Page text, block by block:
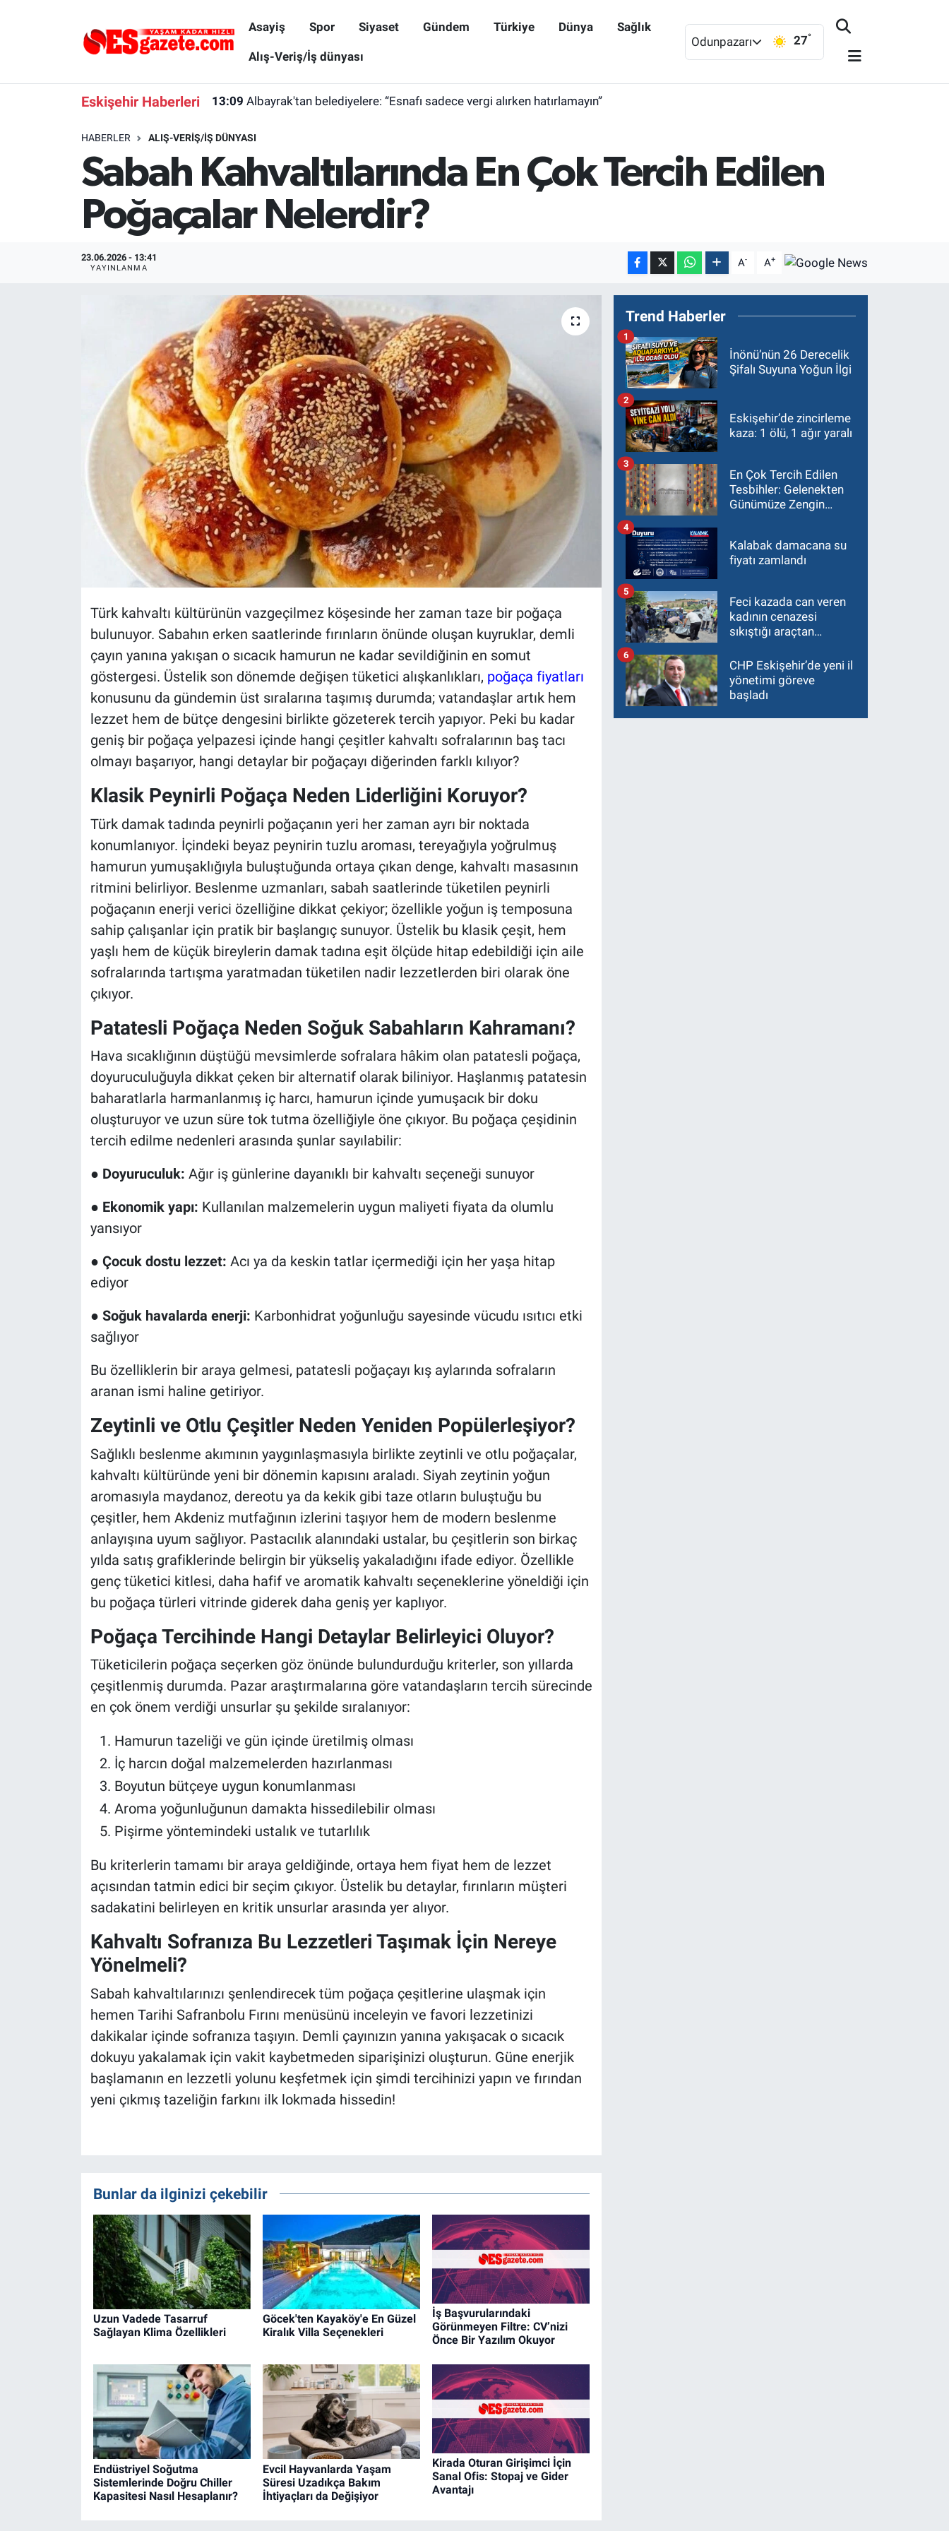
Asayiş Spor Siyaset Gündem Türkiye Dünya Sağlık
Alış-Veriş/İş dünyası
Odunpazarı 27°
Eskişehir Haberleri 13:09 Albayrak'tan belediyelere: “Esnafı sadece vergi alırken hatırlamayın”
HABERLER ALIŞ-VERIŞ/İŞ DÜNYASI
Sabah Kahvaltılarında En Çok Tercih Edilen
Poğaçalar Nelerdir?
23.06.2026 - 13:41
YAYINLANMA A- A+
Türk kahvaltı kültürünün vazgeçilmez köşesinde her zaman taze bir poğaça
bulunuyor. Sabahın erken saatlerinde fırınların önünde oluşan kuyruklar, demli
çayın yanına yakışan o sıcacık hamurun ne kadar sevildiğinin en somut
göstergesi. Üstelik son dönemde değişen tüketici alışkanlıkları, poğaça fiyatları
konusunu da gündemin üst sıralarına taşımış durumda; vatandaşlar artık hem
lezzet hem de bütçe dengesini birlikte gözeterek tercih yapıyor. Peki bu kadar
geniş bir poğaça yelpazesi içinde hangi çeşitler kahvaltı sofralarının baş tacı
olmayı başarıyor, hangi detaylar bir poğaçayı diğerinden farklı kılıyor?
Klasik Peynirli Poğaça Neden Liderliğini Koruyor?
Türk damak tadında peynirli poğaçanın yeri her zaman ayrı bir noktada
konumlanıyor. İçindeki beyaz peynirin tuzlu aroması, tereyağıyla yoğrulmuş
hamurun yumuşaklığıyla buluştuğunda ortaya çıkan denge, kahvaltı masasının
ritmini belirliyor. Beslenme uzmanları, sabah saatlerinde tüketilen peynirli
poğaçanın enerji verici özelliğine dikkat çekiyor; özellikle yoğun iş temposuna
sahip çalışanlar için pratik bir başlangıç sunuyor. Üstelik bu klasik çeşit, hem
yaşlı hem de küçük bireylerin damak tadına eşit ölçüde hitap edebildiği için aile
sofralarında tartışma yaratmadan tüketilen nadir lezzetlerden biri olarak öne
çıkıyor.
Patatesli Poğaça Neden Soğuk Sabahların Kahramanı?
Hava sıcaklığının düştüğü mevsimlerde sofralara hâkim olan patatesli poğaça,
doyuruculuğuyla dikkat çeken bir alternatif olarak biliniyor. Haşlanmış patatesin
baharatlarla harmanlanmış iç harcı, hamurun içinde yumuşacık bir doku
oluşturuyor ve uzun süre tok tutma özelliğiyle öne çıkıyor. Bu poğaça çeşidinin
tercih edilme nedenleri arasında şunlar sayılabilir:
● Doyuruculuk: Ağır iş günlerine dayanıklı bir kahvaltı seçeneği sunuyor
● Ekonomik yapı: Kullanılan malzemelerin uygun maliyeti fiyata da olumlu
yansıyor
● Çocuk dostu lezzet: Acı ya da keskin tatlar içermediği için her yaşa hitap
ediyor
● Soğuk havalarda enerji: Karbonhidrat yoğunluğu sayesinde vücudu ısıtıcı etki
sağlıyor
Bu özelliklerin bir araya gelmesi, patatesli poğaçayı kış aylarında sofraların
aranan ismi haline getiriyor.
Zeytinli ve Otlu Çeşitler Neden Yeniden Popülerleşiyor?
Sağlıklı beslenme akımının yaygınlaşmasıyla birlikte zeytinli ve otlu poğaçalar,
kahvaltı kültüründe yeni bir dönemin kapısını araladı. Siyah zeytinin yoğun
aromasıyla maydanoz, dereotu ya da kekik gibi taze otların buluştuğu bu
çeşitler, hem Akdeniz mutfağının izlerini taşıyor hem de modern beslenme
anlayışına uyum sağlıyor. Pastacılık alanındaki ustalar, bu çeşitlerin son birkaç
yılda satış grafiklerinde belirgin bir yükseliş yakaladığını ifade ediyor. Özellikle
genç tüketici kitlesi, daha hafif ve aromatik kahvaltı seçeneklerine yöneldiği için
bu poğaça türleri vitrinde giderek daha geniş yer kaplıyor.
Poğaça Tercihinde Hangi Detaylar Belirleyici Oluyor?
Tüketicilerin poğaça seçerken göz önünde bulundurduğu kriterler, son yıllarda
çeşitlenmiş durumda. Pazar araştırmalarına göre vatandaşların tercih sürecinde
en çok önem verdiği unsurlar şu şekilde sıralanıyor:
Hamurun tazeliği ve gün içinde üretilmiş olması
İç harcın doğal malzemelerden hazırlanması
Boyutun bütçeye uygun konumlanması
Aroma yoğunluğunun damakta hissedilebilir olması
Pişirme yöntemindeki ustalık ve tutarlılık
Bu kriterlerin tamamı bir araya geldiğinde, ortaya hem fiyat hem de lezzet
açısından tatmin edici bir seçim çıkıyor. Üstelik bu detaylar, fırınların müşteri
sadakatini belirleyen en kritik unsurlar arasında yer alıyor.
Kahvaltı Sofranıza Bu Lezzetleri Taşımak İçin Nereye
Yönelmeli?
Sabah kahvaltılarınızı şenlendirecek tüm poğaça çeşitlerine ulaşmak için
hemen Tarihi Safranbolu Fırını menüsünü inceleyin ve favori lezzetinizi
dakikalar içinde sofranıza taşıyın. Demli çayınızın yanına yakışacak o sıcacık
dokuyu yakalamak için vakit kaybetmeden siparişinizi oluşturun. Güne enerjik
başlamanın en lezzetli yolunu keşfetmek için şimdi tercihinizi yapın ve fırından
yeni çıkmış tazeliğin farkını ilk lokmada hissedin!
Bunlar da ilginizi çekebilir
Uzun Vadede Tasarruf
Sağlayan Klima Özellikleri
Göcek'ten Kayaköy'e En Güzel
Kiralık Villa Seçenekleri
İş Başvurularındaki
Görünmeyen Filtre: CV’nizi
Önce Bir Yazılım Okuyor
Endüstriyel Soğutma
Sistemlerinde Doğru Chiller
Kapasitesi Nasıl Hesaplanır?
Evcil Hayvanlarda Yaşam
Süresi Uzadıkça Bakım
İhtiyaçları da Değişiyor
Kirada Oturan Girişimci İçin
Sanal Ofis: Stopaj ve Gider
Avantajı
Trend Haberler
İnönü’nün 26 Derecelik
Şifalı Suyuna Yoğun İlgi
1
Eskişehir’de zincirleme
kaza: 1 ölü, 1 ağır yaralı
2
En Çok Tercih Edilen
Tesbihler: Gelenekten
Günümüze Zengin
3
Kalabak damacana su
fiyatı zamlandı
4
Feci kazada can veren
kadının cenazesi
sıkıştığı araçtan
5
CHP Eskişehir’de yeni il
yönetimi göreve
başladı
6
Gündem
Eskişehirspor Arşivi
Eskişehir Arşivi
Bilim ve Teknoloji
Eskişehir Nöbetçi Eczaneler
Süper Lig Puan Durumu ve Fikstür
Tüm Manşetler
Son Dakika Haberleri
Haber Arşivi